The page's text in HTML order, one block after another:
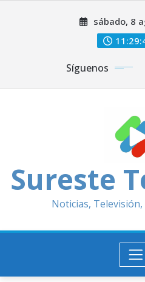
sábado, 8
Síguenos
Sureste
Noticias,